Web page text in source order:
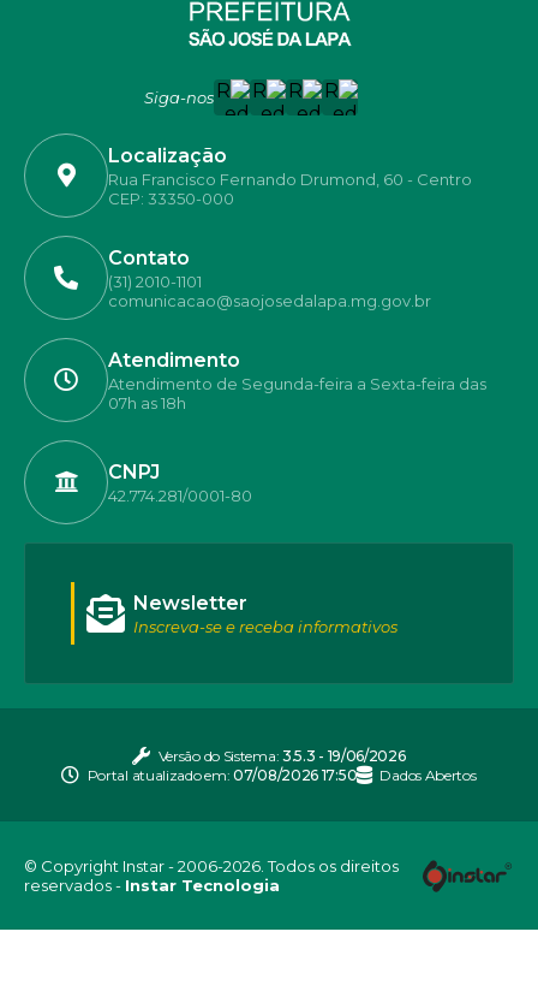
Siga-nos
Localização
Rua Francisco Fernando Drumond, 60 - Centro
CEP: 33350-000
Contato
(31) 2010-1101
comunicacao@saojosedalapa.mg.gov.br
Atendimento
Atendimento de Segunda-feira a Sexta-feira das
07h as 18h
CNPJ
42.774.281/0001-80
Newsletter
Inscreva-se e receba informativos
Versão do Sistema: 3.5.3 - 19/06/2026
Portal atualizado em:07/08/2026 17:50 Dados Abertos
© Copyright Instar - 2006-2026. Todos os direitos
reservados - Instar Tecnologia